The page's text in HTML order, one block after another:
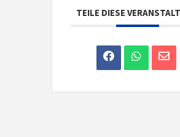
TEILE DIESE